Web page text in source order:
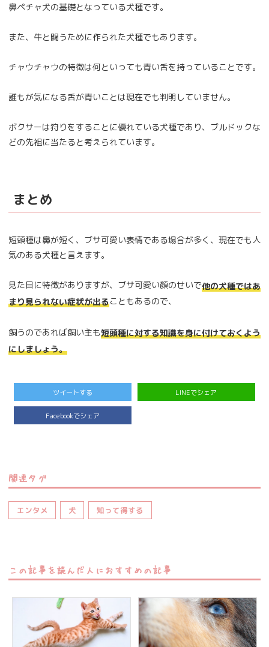
鼻ペチャ犬の基礎となっている犬種です。
また、牛と闘うために作られた犬種でもあります。
チャウチャウの特徴は何といっても青い舌を持っていることです。
誰もが気になる舌が青いことは現在でも判明していません。
ボクサーは狩りをすることに優れている犬種であり、ブルドックな
どの先祖に当たると考えられています。
まとめ
短頭種は鼻が短く、ブサ可愛い表情である場合が多く、現在でも人
気のある犬種と言えます。
見た目に特徴がありますが、ブサ可愛い顔のせいで他の犬種ではあ
まり見られない症状が出ることもあるので、
飼うのであれば飼い主も短頭種に対する知識を身に付けておくよう
にしましょう。
ツイートする LINEでシェア
Facebookでシェア
関連タグ
エンタメ 犬 知って得する
この記事を読んだ人におすすめの記事